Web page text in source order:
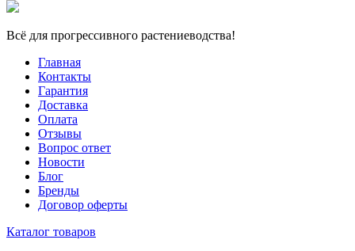
Всё для прогрессивного растениеводства!
Главная
Контакты
Гарантия
Доставка
Оплата
Отзывы
Вопрос ответ
Новости
Блог
Бренды
Договор оферты
Каталог товаров